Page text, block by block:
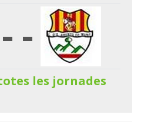
- -
les jornades